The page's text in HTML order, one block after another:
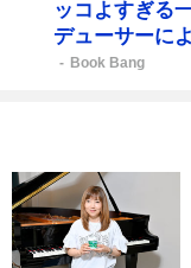
ッコよすぎる
デューサーに
Book Bang